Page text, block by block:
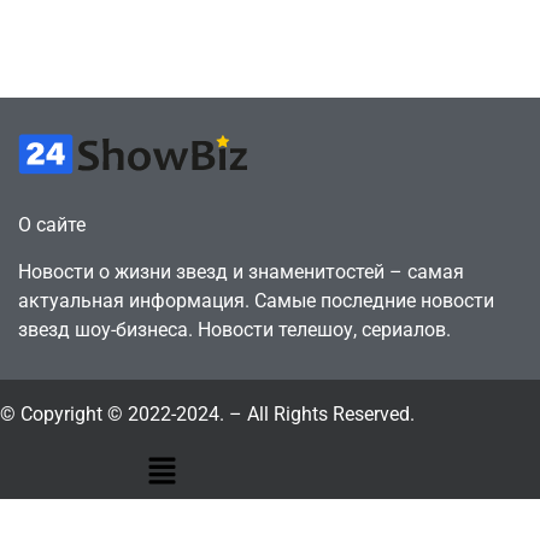
О сайте
Новости о жизни звезд и знаменитостей – самая
актуальная информация. Самые последние новости
звезд шоу-бизнеса. Новости телешоу, сериалов.
© Copyright © 2022-2024. – All Rights Reserved.